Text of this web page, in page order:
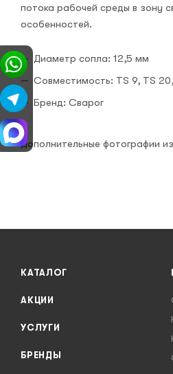
потока рабочей среды в зону
особенностей.
Диаметр сопла: 12,5 мм
Совместимость: TS 9, TS
Бренд: Сварог
Дополнительные фотографии
КАТАЛОГ
АКЦИИ
УСЛУГИ
БРЕНДЫ